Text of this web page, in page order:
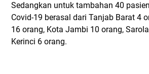
Sedangkan untuk tambahan 40
Covid-19 berasal dari Tanjab Barat 4
16 orang, Kota Jambi 10 orang,
Kerinci 6 orang.